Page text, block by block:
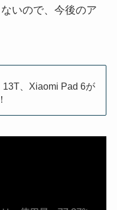
いので、今後のア
13T、Xiaomi Pad 6が